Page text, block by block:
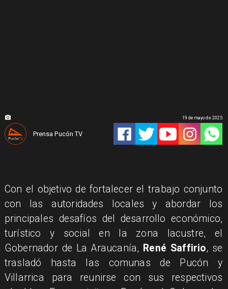
Prensa Pucón TV
19 de mayo de 2025
Con el objetivo de fortalecer el trabajo conjunto
con las autoridades locales y abordar los
principales desafíos del desarrollo económico,
turístico y social en la zona lacustre, el
Gobernador de La Araucanía, René Saffirio, se
trasladó hasta las comunas de Pucón y
Villarrica para reunirse con sus respectivos